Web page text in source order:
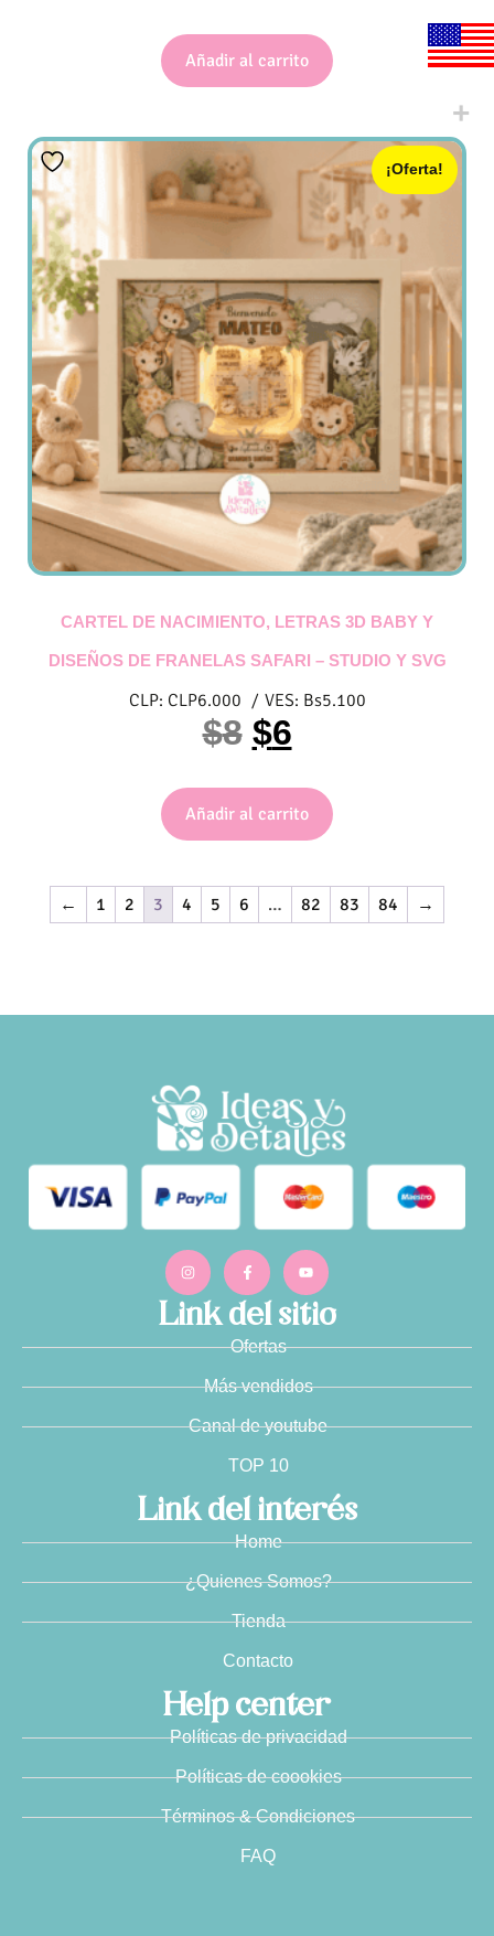
Añadir al carrito
¡Oferta!
CARTEL DE NACIMIENTO, LETRAS 3D BABY Y
DISEÑOS DE FRANELAS SAFARI – STUDIO Y SVG
CLP: CLP6.000 / VES: Bs5.100
$8 $6
Añadir al carrito
← 1 2 3 4 5 6 … 82 83 84 →
Link del sitio
Ofertas
Más vendidos
Canal de youtube
TOP 10
Link del interés
Home
¿Quienes Somos?
Tienda
Contacto
Help center
Políticas de privacidad
Políticas de coookies
Términos & Condiciones
FAQ